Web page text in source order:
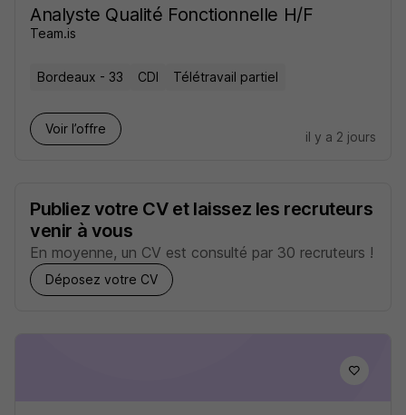
Analyste Qualité Fonctionnelle H/F
Team.is
Bordeaux - 33 CDI Télétravail partiel
Voir l’offre
il y a 2 jours
Publiez votre CV et laissez les recruteurs
venir à vous
En moyenne, un CV est consulté par 30 recruteurs !
Déposez votre CV